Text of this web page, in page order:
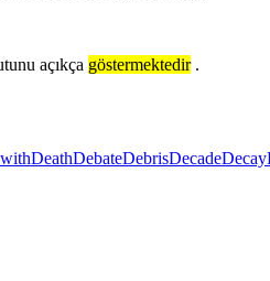
açıkça göstermektedir .
DeathDebateDebrisDecadeDecay